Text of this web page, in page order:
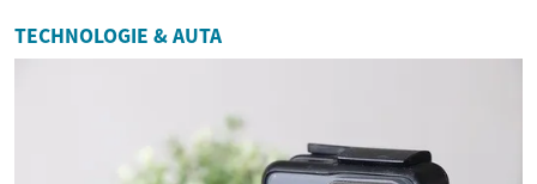
TECHNOLOGIE & AUTA